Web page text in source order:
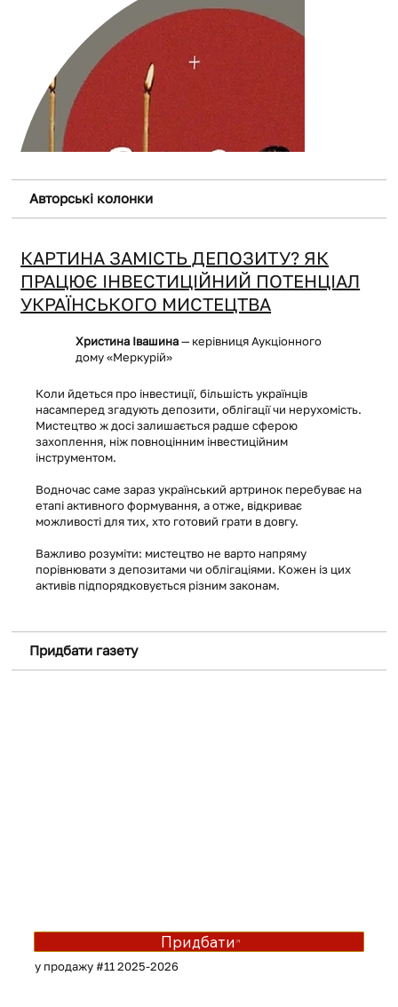
Придбати газету
Придбати
у продажу #11 2025-2026
Нові книги
Авторські колонки
КАРТИНА ЗАМІСТЬ ДЕПОЗИТУ? ЯК
ПРАЦЮЄ ІНВЕСТИЦІЙНИЙ ПОТЕНЦІАЛ
УКРАЇНСЬКОГО МИСТЕЦТВА
Христина Івашина— керівниця Аукціонного
дому «Меркурій»
Коли йдеться про інвестиції, більшість українців
насамперед згадують депозити, облігації чи нерухомість.
Мистецтво ж досі залишається радше сферою
захоплення, ніж повноцінним інвестиційним
інструментом.
Водночас саме зараз український артринок перебуває на
етапі активного формування, а отже, відкриває
можливості для тих, хто готовий грати в довгу.
Важливо розуміти: мистецтво не варто напряму
порівнювати з депозитами чи облігаціями. Кожен із цих
активів підпорядковується різним законам.